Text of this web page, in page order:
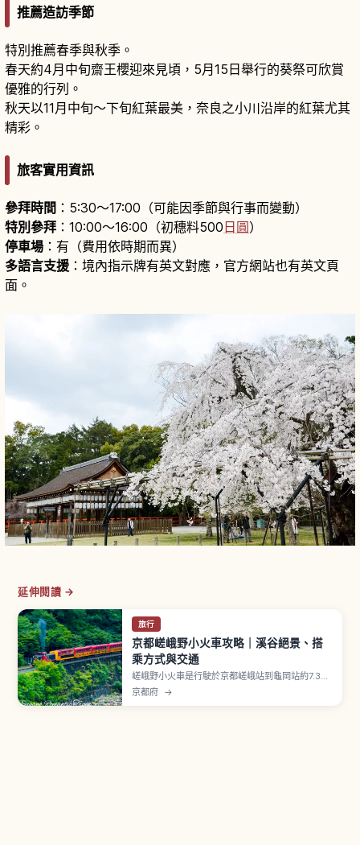
推薦造訪季節
特別推薦春季與秋季。
春天約4月中旬齋王櫻迎來見頃，5月15日舉行的葵祭可欣賞
優雅的行列。
秋天以11月中旬〜下旬紅葉最美，奈良之小川沿岸的紅葉尤其
精彩。
旅客實用資訊
參拜時間 ：5:30～17:00（可能因季節與行事而變動）
特別參拜 ：10:00～16:00（初穗料500日圓）
停車場 ：有（費用依時期而異）
多語言支援 ：境內指示牌有英文對應，官方網站也有英文頁
面。
延伸閱讀 →
旅行
京都嵯峨野小火車攻略｜溪谷絕景、搭
乘方式與交通
嵯峨野小火車是行駛於京都嵯峨站到龜岡站約7.3公
里、保津川沿岸的觀光列車，路線是1991年 JR 山
京都府 →